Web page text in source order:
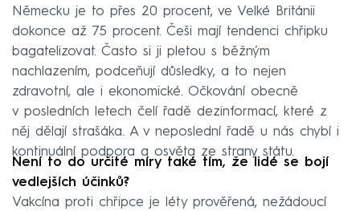
Německu je to přes 20 procent, ve Velké Británii
dokonce až 75 procent. Češi mají tendenci chřipku
bagatelizovat. Často si ji pletou s běžným
nachlazením, podceňují důsledky, a to nejen
zdravotní, ale i ekonomické. Očkování obecně
v posledních letech čelí řadě dezinformací, které z
něj dělají strašáka. A v neposlední řadě u nás chybí i
kontinuální podpora a osvěta ze strany státu.
Není to do určité míry také tím, že lidé se bojí
vedlejších účinků?
Vakcína proti chřipce je léty prověřená, nežádoucí